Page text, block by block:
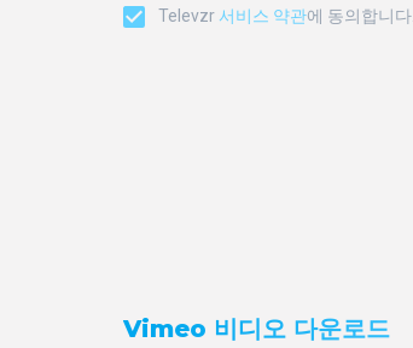
Televzr 서비스 약관에 동의합니다.
Vimeo 비디오 다운로드